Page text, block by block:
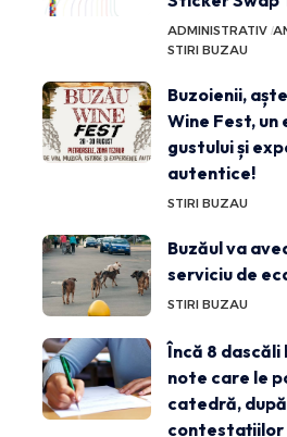
ADMINISTRATIV
STIRI BUZAU
Buzoienii,
Wine Fest,
gustului și
autentice!
STIRI BUZAU
Buzăul va
serviciu de
STIRI BUZAU
Încă 8 dascăli
note care le
catedră,